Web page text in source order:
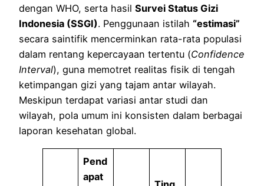
dengan WHO, serta hasil Survei Status Gizi
Indonesia (SSGI). Penggunaan istilah “estimasi”
secara saintifik mencerminkan rata-rata populasi
dalam rentang kepercayaan tertentu (Confidence
Interval), guna memotret realitas fisik di tengah
ketimpangan gizi yang tajam antar wilayah.
Meskipun terdapat variasi antar studi dan
wilayah, pola umum ini konsisten dalam berbagai
laporan kesehatan global.
Pend
apat